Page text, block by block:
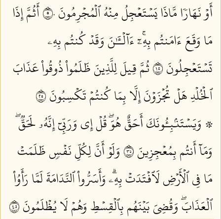
أَوۡ نَهَارٗا مَّاذَا يَسۡتَعۡجِلُ مِنۡهُ ٱلۡمُجۡرِمُونَ ٥٠
أَثُمَّ إِذَا
مَا وَقَعَ ءَامَنتُم بِهِۦٓۚ ءَآلۡـَٰٔنَ وَقَدۡ كُنتُم بِهِۦ
تَسۡتَعۡجِلُونَ ٥١
ثُمَّ قِيلَ لِلَّذِينَ ظَلَمُواْ ذُوقُواْ عَذَابَ
ٱلۡخُلۡدِ هَلۡ تُجۡزَوۡنَ إِلَّا بِمَا كُنتُمۡ تَكۡسِبُونَ ٥٢
۞ وَيَسۡتَنۢبِـُٔونَكَ أَحَقٌّ هُوَۖ قُلۡ إِي وَرَبِّيٓ إِنَّهُۥ لَحَقّٞۖ
وَمَآ أَنتُم بِمُعۡجِزِينَ ٥٣
وَلَوۡ أَنَّ لِكُلِّ نَفۡسٖ ظَلَمَتۡ
مَا فِي ٱلۡأَرۡضِ لَٱفۡتَدَتۡ بِهِۦۗ وَأَسَرُّواْ ٱلنَّدَامَةَ لَمَّا رَأَوُاْ
ٱلۡعَذَابَۖ وَقُضِيَ بَيۡنَهُم بِٱلۡقِسۡطِ وَهُمۡ لَا يُظۡلَمُونَ ٥٤